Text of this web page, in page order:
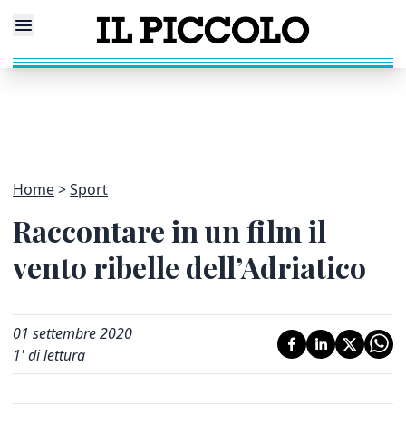
Home Sport
Raccontare in un film il
vento ribelle dell’Adriatico
01 settembre 2020
1' di lettura